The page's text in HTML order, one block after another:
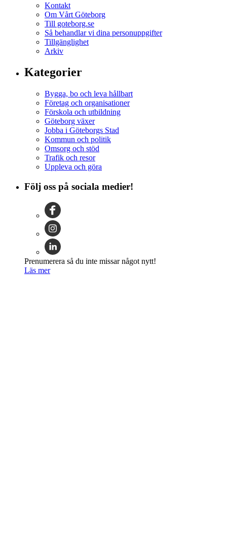
Kontakt
Om Vårt Göteborg
Till goteborg.se
Så behandlar vi dina personuppgifter
Tillgänglighet
Arkiv
Kategorier
Bygga, bo och leva hållbart
Företag och organisationer
Förskola och utbildning
Göteborg växer
Jobba i Göteborgs Stad
Kommun och politik
Omsorg och stöd
Trafik och resor
Uppleva och göra
Följ oss på sociala medier!
Prenumerera så du inte missar något nytt!
Läs mer